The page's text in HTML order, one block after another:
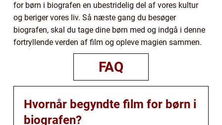
for børn i biografen en ubestridelig del af vores kultur
og beriger vores liv. Så næste gang du besøger
biografen, skal du tage dine børn med og indgå i denne
fortryllende verden af film og opleve magien sammen.
FAQ
Hvornår begyndte film for børn i
biografen?